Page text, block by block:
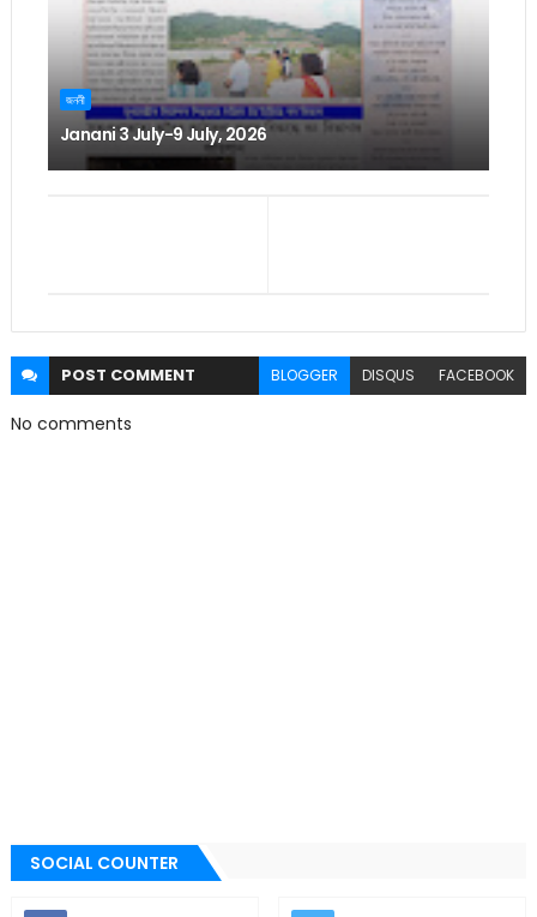
জননী
Janani 3 July-9 July, 2026
POST COMMENT BLOGGER DISQUS FACEBOOK
No comments
SOCIAL COUNTER